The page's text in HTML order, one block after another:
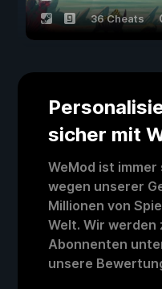
36 Cheats
sicher mit
WeMod ist
wegen unserer
Millionen von
Welt. Wir werden
Abonnenten
unsere